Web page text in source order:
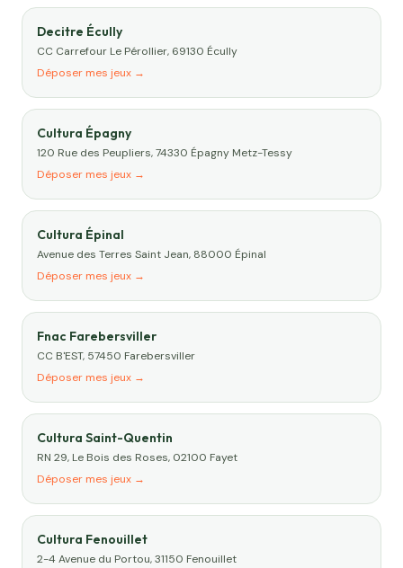
Decitre Écully
CC Carrefour Le Pérollier, 69130 Écully
Déposer mes jeux →
Cultura Épagny
120 Rue des Peupliers, 74330 Épagny Metz-Tessy
Déposer mes jeux →
Cultura Épinal
Avenue des Terres Saint Jean, 88000 Épinal
Déposer mes jeux →
Fnac Farebersviller
CC B'EST, 57450 Farebersviller
Déposer mes jeux →
Cultura Saint-Quentin
RN 29, Le Bois des Roses, 02100 Fayet
Déposer mes jeux →
Cultura Fenouillet
2-4 Avenue du Portou, 31150 Fenouillet